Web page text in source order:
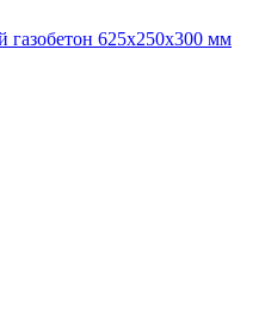
газобетон 625х250х300 мм